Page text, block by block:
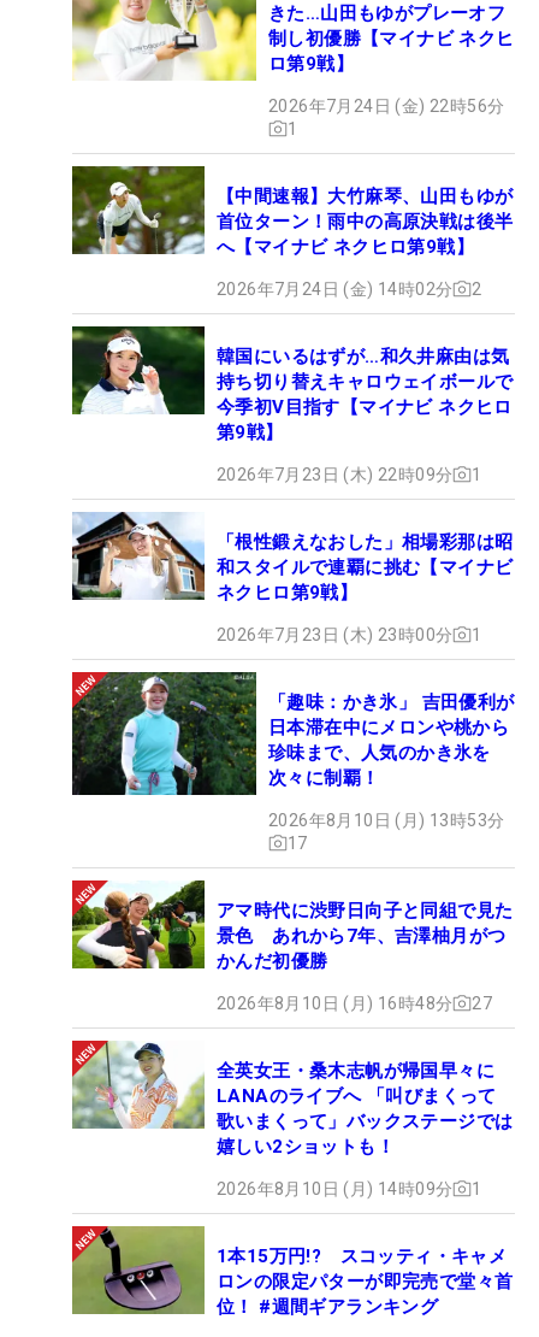
きた…山田もゆがプレーオフ
制し初優勝【マイナビ ネクヒ
ロ第9戦】
2026年7月24日 (金) 22時56分
1
【中間速報】大竹麻琴、山田もゆが
首位ターン！雨中の高原決戦は後半
へ【マイナビ ネクヒロ第9戦】
2026年7月24日 (金) 14時02分 2
韓国にいるはずが…和久井麻由は気
持ち切り替えキャロウェイボールで
今季初V目指す【マイナビ ネクヒロ
第9戦】
2026年7月23日 (木) 22時09分 1
「根性鍛えなおした」相場彩那は昭
和スタイルで連覇に挑む【マイナビ
ネクヒロ第9戦】
2026年7月23日 (木) 23時00分 1
「趣味：かき氷」 吉田優利が
日本滞在中にメロンや桃から
珍味まで、人気のかき氷を
次々に制覇！
2026年8月10日 (月) 13時53分
17
アマ時代に渋野日向子と同組で見た
景色 あれから7年、吉澤柚月がつ
かんだ初優勝
2026年8月10日 (月) 16時48分 27
全英女王・桑木志帆が帰国早々に
LANAのライブへ 「叫びまくって
歌いまくって」バックステージでは
嬉しい2ショットも！
2026年8月10日 (月) 14時09分 1
1本15万円!? スコッティ・キャメ
ロンの限定パターが即完売で堂々首
位！ #週間ギアランキング